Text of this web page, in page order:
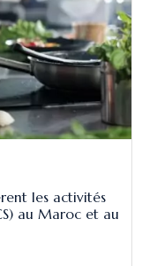
les activités
au Maroc et au